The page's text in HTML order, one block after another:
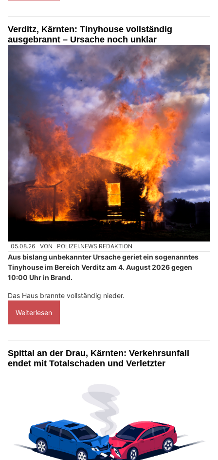
Verditz, Kärnten: Tinyhouse vollständig
ausgebrannt – Ursache noch unklar
05.08.26 VON POLIZEI.NEWS REDAKTION
Aus bislang unbekannter Ursache geriet ein sogenanntes
Tinyhouse im Bereich Verditz am 4. August 2026 gegen
10:00 Uhr in Brand.
Das Haus brannte vollständig nieder.
Weiterlesen
Spittal an der Drau, Kärnten: Verkehrsunfall
endet mit Totalschaden und Verletzter